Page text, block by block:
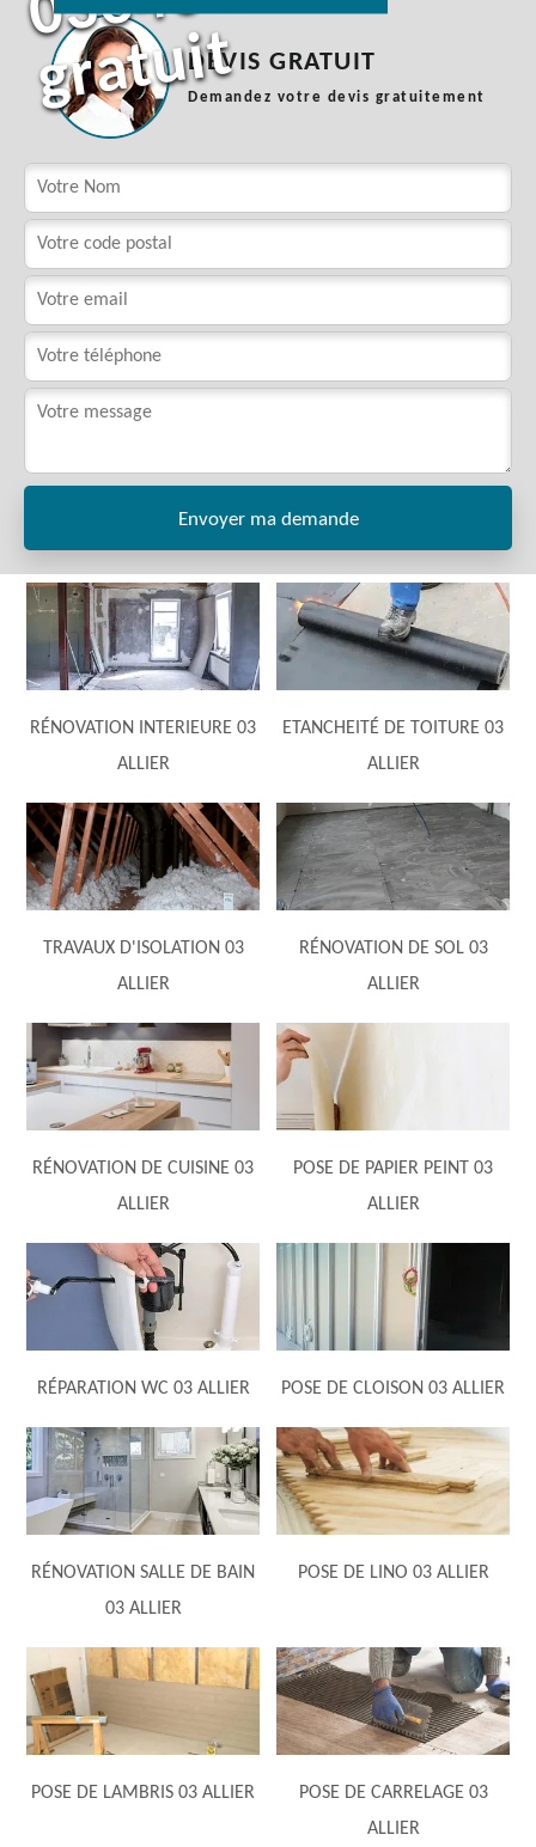
tDEVIS GRATUIT
Demandez votre devis gratuitement
RÉNOVATION INTERIEURE 03
ALLIER
ETANCHEITÉ DE TOITURE 03
ALLIER
TRAVAUX D'ISOLATION 03
ALLIER
RÉNOVATION DE SOL 03
ALLIER
RÉNOVATION DE CUISINE 03
ALLIER
POSE DE PAPIER PEINT 03
ALLIER
RÉPARATION WC 03 ALLIER POSE DE CLOISON 03 ALLIER
RÉNOVATION SALLE DE BAIN
03 ALLIER
POSE DE LINO 03 ALLIER
POSE DE LAMBRIS 03 ALLIER
POSE DE CARRELAGE 03
ALLIER